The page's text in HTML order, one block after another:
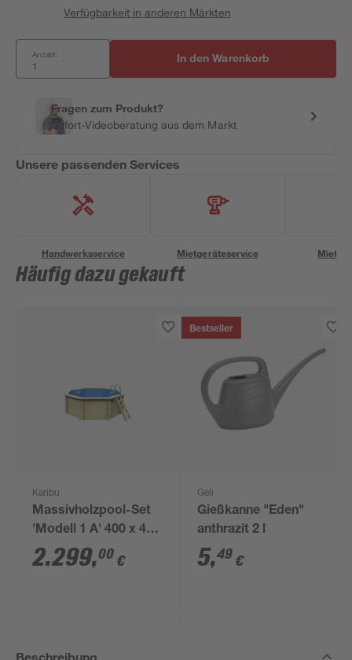
Verfügbarkeit in anderen Märkten
Anzahl: In den Warenkorb
Fragen zum Produkt?
Sofort-Videoberatung aus dem Markt
Unsere passenden Services
Handwerksservice Mietgeräteservice
Häufig dazu gekauft
Karibu
Massivholzpool-Set
'Modell 1 A' 400 x 400
x 124 cm mit
Edelstahlleiter und
2.299,00 €
Bestseller
Geli
Gießkanne "Eden"
anthrazit 2 l
5,49 €
Beschreibung